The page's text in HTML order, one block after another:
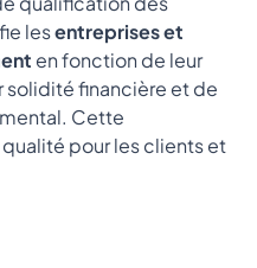
lesentreprises et
en fonction de leur
financière et de
Cette
pour les clients et